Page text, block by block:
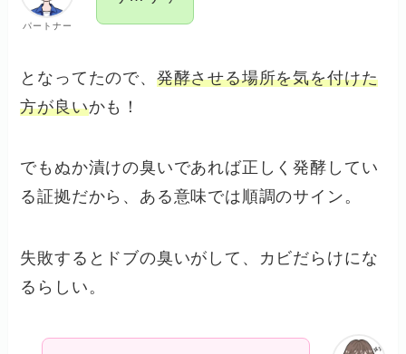
パートナー
となってたので、 発酵させる場所を気を付けた
方が良いかも！
でもぬか漬けの臭いであれば正しく発酵してい
る証拠だから、ある意味では順調のサイン。
失敗するとドブの臭いがして、カビだらけにな
るらしい。